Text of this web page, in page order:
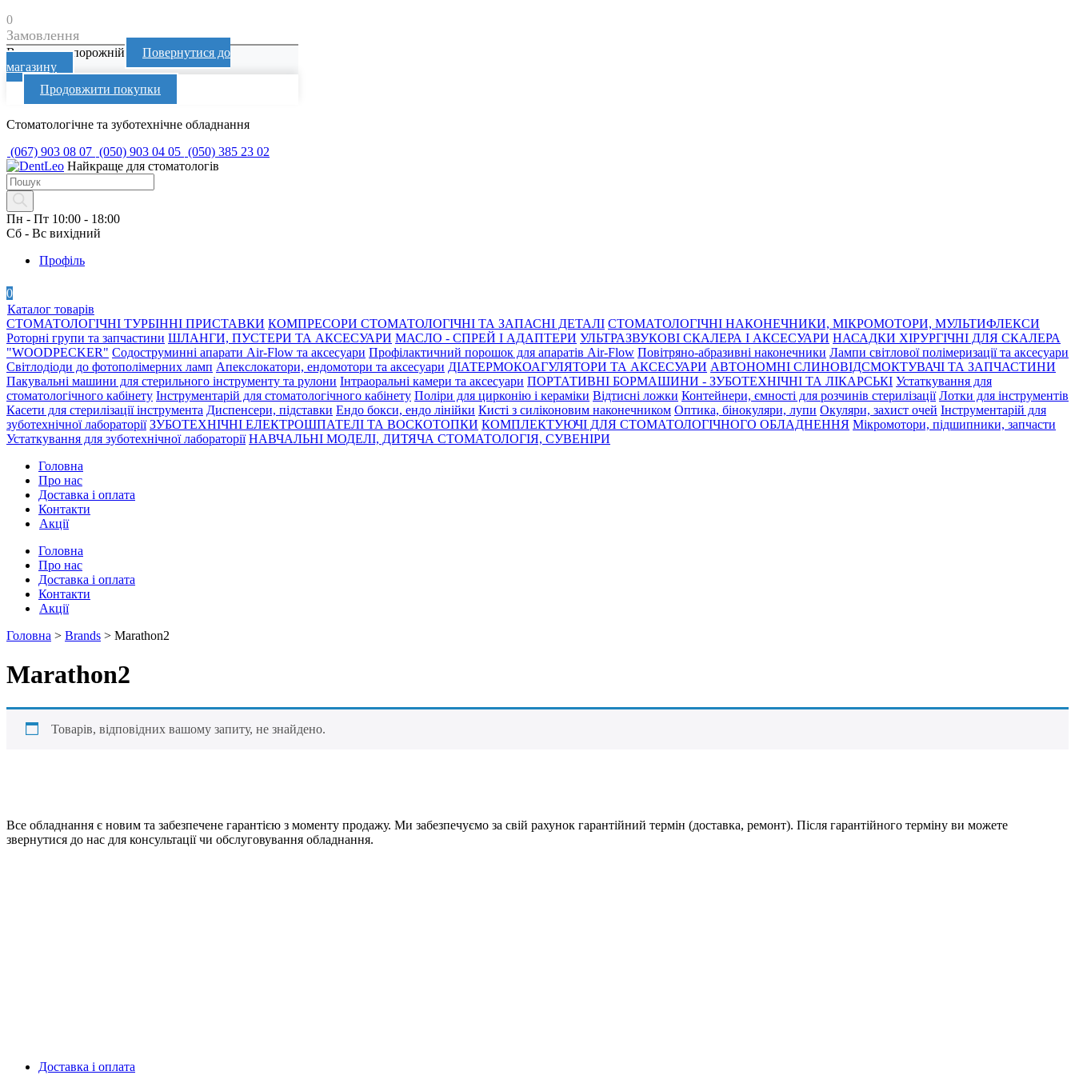
0
Замовлення
Ваш кошик порожній
Повернутися до
магазину
Продовжити покупки
Перейти
вмісту
Стоматологічне та зуботехнічне обладнання
(067) 903 08 07 (050) 903 04 05 (050) 385 23 02
Найкраще для стоматологів
Products
search
Пн - Пт 10:00 - 18:00
Сб - Вс вихідний
Профіль
0
Каталог товарів
СТОМАТОЛОГІЧНІ ТУРБІННІ ПРИСТАВКИ КОМПРЕСОРИ СТОМАТОЛОГІЧНІ ТА ЗАПАСНІ ДЕТАЛІ СТОМАТОЛОГІЧНІ НАКОНЕЧНИКИ, МІКРОМОТОРИ, МУЛЬТИФЛЕКСИ
Роторні групи та запчастини ШЛАНГИ, ПУСТЕРИ ТА АКСЕСУАРИ МАСЛО - СПРЕЙ І АДАПТЕРИ УЛЬТРАЗВУКОВІ СКАЛЕРА І АКСЕСУАРИ НАСАДКИ ХІРУРГІЧНІ ДЛЯ СКАЛЕРА
"WOODPECKER" Содоструминні апарати Air-Flow та аксесуари Профілактичний порошок для апаратів Air-Flow Повітряно-абразивні наконечники Лампи світлової полімеризації та аксесуари
Світлодіоди до фотополімерних ламп Апекслокатори, ендомотори та аксесуари ДІАТЕРМОКОАГУЛЯТОРИ ТА АКСЕСУАРИ АВТОНОМНІ СЛИНОВІДСМОКТУВАЧІ ТА ЗАПЧАСТИНИ
Пакувальні машини для стерильного інструменту та рулони Інтраоральні камери та аксесуари ПОРТАТИВНІ БОРМАШИНИ - ЗУБОТЕХНІЧНІ ТА ЛІКАРСЬКІ Устаткування для
стоматологічного кабінету Інструментарій для стоматологічного кабінету Поліри для цирконію і кераміки Відтисні ложки Контейнери, ємності для розчинів стерилізації Лотки для інструментів
Касети для стерилізації інструмента Диспенсери, підставки Ендо бокси, ендо лінійки Кисті з силіконовим наконечником Оптика, бінокуляри, лупи Окуляри, захист очей Інструментарій для
зуботехнічної лабораторії ЗУБОТЕХНІЧНІ ЕЛЕКТРОШПАТЕЛІ ТА ВОСКОТОПКИ КОМПЛЕКТУЮЧІ ДЛЯ СТОМАТОЛОГІЧНОГО ОБЛАДНЕННЯ Мікромотори, підшипники, запчасти
Устаткування для зуботехнічної лабораторії НАВЧАЛЬНІ МОДЕЛІ, ДИТЯЧА СТОМАТОЛОГІЯ, СУВЕНІРИ
Головна
Про нас
Доставка і оплата
Контакти
Акції
Головна
Про нас
Доставка і оплата
Контакти
Акції
Головна > Brands > Marathon2
Marathon2
Товарів, відповідних вашому запиту, не знайдено.
Все обладнання є новим та забезпечене гарантією з моменту продажу. Ми забезпечуємо за свій рахунок гарантійний термін (доставка, ремонт). Після гарантійного терміну ви можете
звернутися до нас для консультації чи обслуговування обладнання.
Доставка і оплата